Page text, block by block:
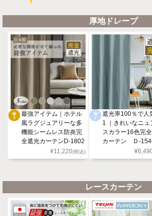
厚地ドレープ
最強アイテム｜ホテル
風ラグジュアリーな多
機能シームレス防炎完
全遮光カーテンD-1802
¥11,220(税込)
遮光率100％で人
1 ｜きれいなニュ
スカラー16色完
カーテン Ｄ-
¥
レースカーテン